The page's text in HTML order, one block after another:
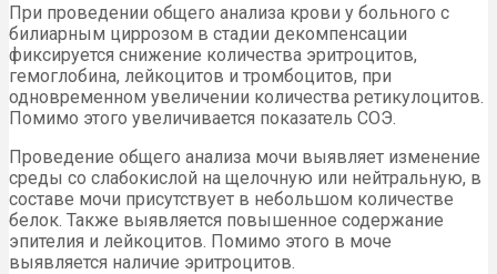
При проведении общего анализа крови у больного с
билиарным циррозом в стадии декомпенсации
фиксируется снижение количества эритроцитов,
гемоглобина, лейкоцитов и тромбоцитов, при
одновременном увеличении количества ретикулоцитов.
Помимо этого увеличивается показатель СОЭ.
Проведение общего анализа мочи выявляет изменение
среды со слабокислой на щелочную или нейтральную, в
составе мочи присутствует в небольшом количестве
белок. Также выявляется повышенное содержание
эпителия и лейкоцитов. Помимо этого в моче
выявляется наличие эритроцитов.